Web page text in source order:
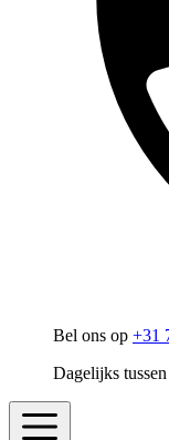
Bel ons op +31
Dagelijks